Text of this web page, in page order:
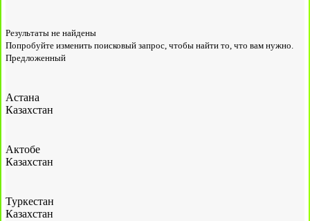
Результаты не найдены
Попробуйте изменить поисковый запрос, чтобы найти то, что вам нужно.
Предложенный
Астана
Казахстан
Актобе
Казахстан
Туркестан
Казахстан